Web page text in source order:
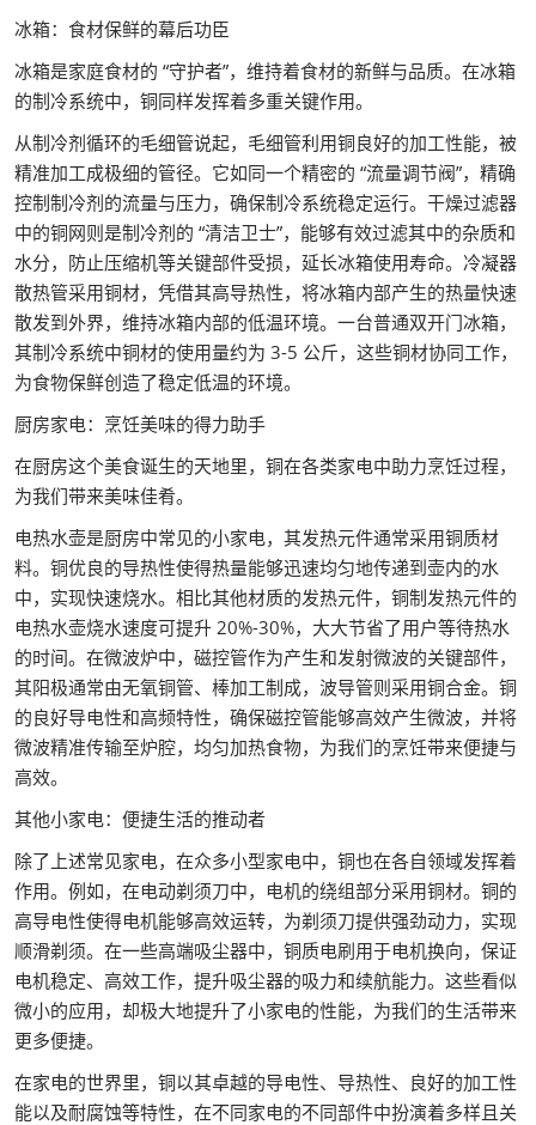
冰箱：食材保鲜的幕后功臣
冰箱是家庭食材的 “守护者”，维持着食材的新鲜与品质。在冰箱
的制冷系统中，铜同样发挥着多重关键作用。
从制冷剂循环的毛细管说起，毛细管利用铜良好的加工性能，被
精准加工成极细的管径。它如同一个精密的 “流量调节阀”，精确
控制制冷剂的流量与压力，确保制冷系统稳定运行。干燥过滤器
中的铜网则是制冷剂的 “清洁卫士”，能够有效过滤其中的杂质和
水分，防止压缩机等关键部件受损，延长冰箱使用寿命。冷凝器
散热管采用铜材，凭借其高导热性，将冰箱内部产生的热量快速
散发到外界，维持冰箱内部的低温环境。一台普通双开门冰箱，
其制冷系统中铜材的使用量约为 3-5 公斤，这些铜材协同工作，
为食物保鲜创造了稳定低温的环境。
厨房家电：烹饪美味的得力助手
在厨房这个美食诞生的天地里，铜在各类家电中助力烹饪过程，
为我们带来美味佳肴。
电热水壶是厨房中常见的小家电，其发热元件通常采用铜质材
料。铜优良的导热性使得热量能够迅速均匀地传递到壶内的水
中，实现快速烧水。相比其他材质的发热元件，铜制发热元件的
电热水壶烧水速度可提升 20%-30%，大大节省了用户等待热水
的时间。在微波炉中，磁控管作为产生和发射微波的关键部件，
其阳极通常由无氧铜管、棒加工制成，波导管则采用铜合金。铜
的良好导电性和高频特性，确保磁控管能够高效产生微波，并将
微波精准传输至炉腔，均匀加热食物，为我们的烹饪带来便捷与
高效。
其他小家电：便捷生活的推动者
除了上述常见家电，在众多小型家电中，铜也在各自领域发挥着
作用。例如，在电动剃须刀中，电机的绕组部分采用铜材。铜的
高导电性使得电机能够高效运转，为剃须刀提供强劲动力，实现
顺滑剃须。在一些高端吸尘器中，铜质电刷用于电机换向，保证
电机稳定、高效工作，提升吸尘器的吸力和续航能力。这些看似
微小的应用，却极大地提升了小家电的性能，为我们的生活带来
更多便捷。
在家电的世界里，铜以其卓越的导电性、导热性、良好的加工性
能以及耐腐蚀等特性，在不同家电的不同部件中扮演着多样且关